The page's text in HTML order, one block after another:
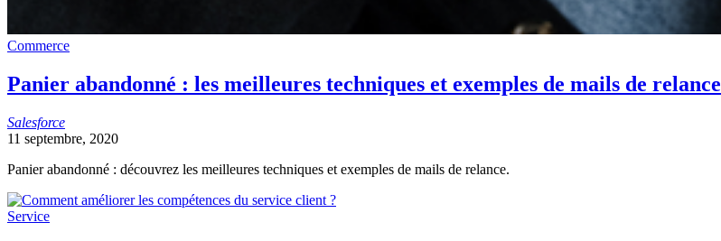
Commerce
Panier abandonné : les meilleures techniques et exemples de mails de relance
Salesforce
11 septembre, 2020
Panier abandonné : découvrez les meilleures techniques et exemples de mails de relance.
Service